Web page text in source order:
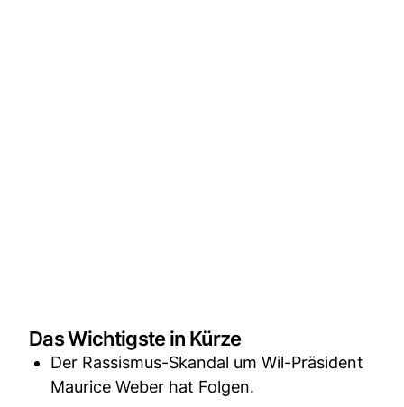
Das Wichtigste in Kürze
Der Rassismus-Skandal um Wil-Präsident
Maurice Weber hat Folgen.